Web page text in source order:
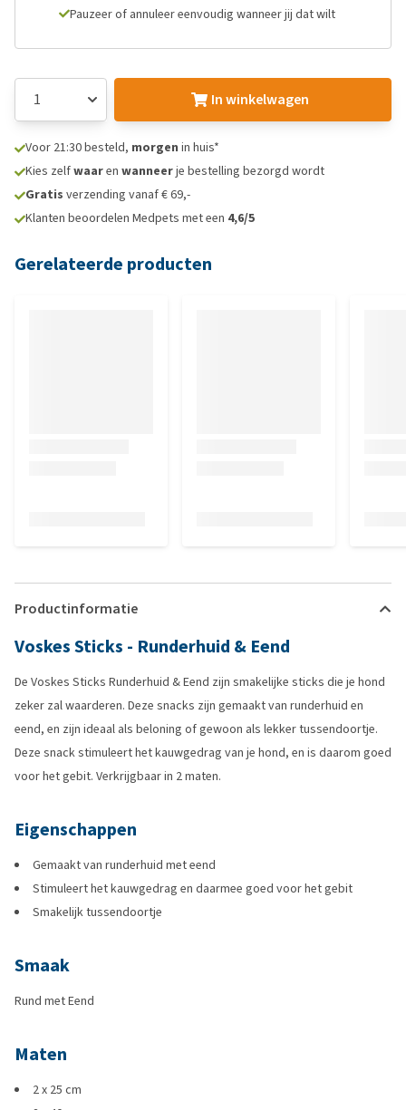
Pauzeer of annuleer eenvoudig wanneer jij dat wilt
In winkelwagen
Voor 21:30 besteld, morgen in huis*
Kies zelfwaaren wanneerje bestelling bezorgd wordt
Gratis verzending vanaf € 69,-
Klanten beoordelen Medpets met een 4,6/5
Gerelateerde producten
Productinformatie
Voskes Sticks - Runderhuid & Eend
De Voskes Sticks Runderhuid & Eend zijn smakelijke sticks die je hond
zeker zal waarderen. Deze snacks zijn gemaakt van runderhuid en
eend, en zijn ideaal als beloning of gewoon als lekker tussendoortje.
Deze snack stimuleert het kauwgedrag van je hond, en is daarom goed
voor het gebit. Verkrijgbaar in 2 maten.
Eigenschappen
Gemaakt van runderhuid met eend
Stimuleert het kauwgedrag en daarmee goed voor het gebit
Smakelijk tussendoortje
Smaak
Rund met Eend
Maten
2 x 25 cm